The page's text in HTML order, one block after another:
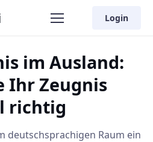
Login
im Ausland:
Ihr Zeugnis
richtig
deutschsprachigen Raum ein